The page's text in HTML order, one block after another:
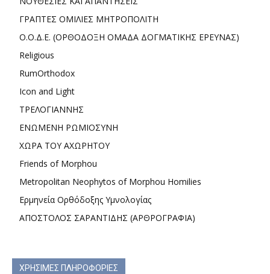
ΓΡΑΠΤΕΣ ΟΜΙΛΙΕΣ ΜΗΤΡΟΠΟΛΙΤΗ
Ο.Ο.Δ.Ε. (ΟΡΘΟΔΟΞΗ ΟΜΑΔΑ ΔΟΓΜΑΤΙΚΗΣ ΕΡΕΥΝΑΣ)
Religious
RumOrthodox
Icon and Light
ΤΡΕΛΟΓΙΑΝΝΗΣ
ΕΝΩΜΕΝΗ ΡΩΜΙΟΣΥΝΗ
ΧΩΡΑ ΤΟΥ ΑΧΩΡΗΤΟΥ
Friends of Morphou
Metropolitan Neophytos of Morphou Homilies
Ερμηνεία Ορθόδοξης Υμνολογίας
ΑΠΟΣΤΟΛΟΣ ΣΑΡΑΝΤΙΔΗΣ (ΑΡΘΡΟΓΡΑΦΙΑ)
ΧΡΗΣΙΜΕΣ ΠΛΗΡΟΦΟΡΙΕΣ